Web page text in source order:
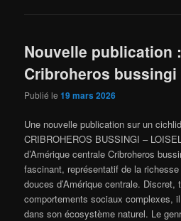
Nouvelle publication :
Cribroheros bussingi
Publié le19 mars 2026
Une nouvelle publication sur un
CRIBROHEROS BUSSINGI –
d’Amérique centrale Cribroheros
fascinant, représentatif de la
douces d’Amérique centrale. Discret,
comportements sociaux complexes,
dans son écosystème naturel. Le